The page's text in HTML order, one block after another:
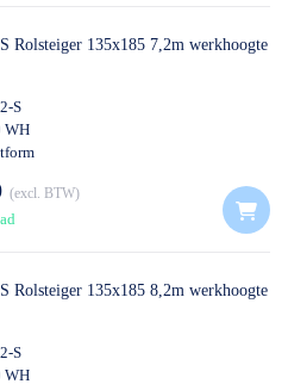
Rolsteiger 135x185 7,2m werkhoogte
S
WH
excl. BTW
Rolsteiger 135x185 8,2m werkhoogte
S
WH